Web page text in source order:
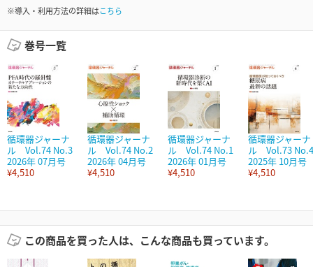
※導入・利用方法の詳細はこちら
巻号一覧
循環器ジャーナ
ル Vol.74 No.3
2026年 07月号
¥4,510
循環器ジャーナ
ル Vol.74 No.2
2026年 04月号
¥4,510
循環器ジャーナ
ル Vol.74 No.1
2026年 01月号
¥4,510
循環器ジャーナ
ル Vol.73 No.4
2025年 10月号
¥4,510
この商品を買った人は、こんな商品も買っています。